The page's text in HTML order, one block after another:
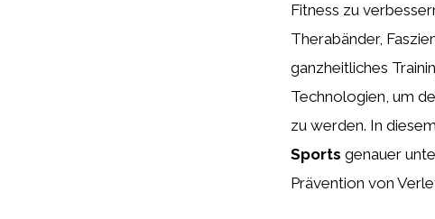
Fitness zu
Therabänder,
ganzheitliches
Technologien, um
zu werden. In
Sports genauer
Prävention von